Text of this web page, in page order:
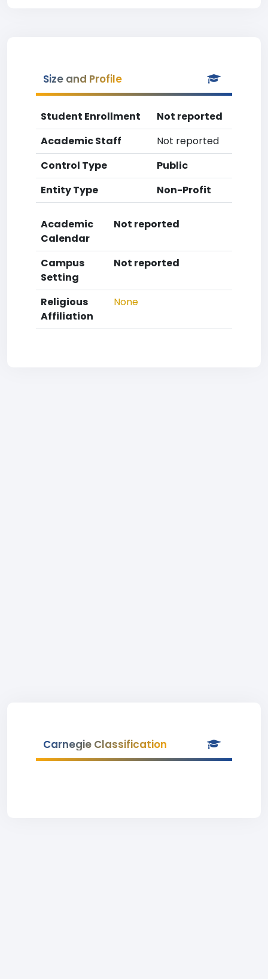
Size and Profile
Student Enrollment
Not reported
Academic Staff
Not reported
Control Type
Public
Entity Type
Non-Profit
Academic
Calendar
Not reported
Campus
Setting
Not reported
Religious
Affiliation
None
Carnegie Classification